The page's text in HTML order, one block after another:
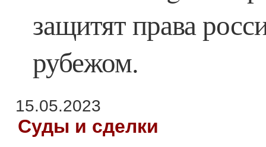
защитят права
рубежом.
15.05.2023
Суды и сделки